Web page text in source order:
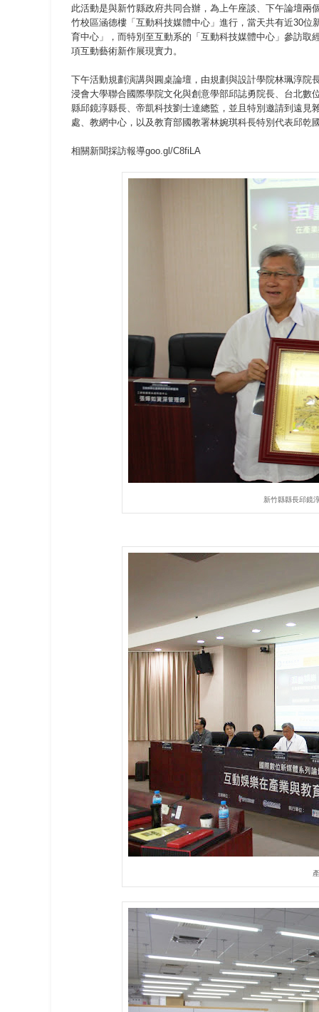
此活動是與新竹縣政府共同合辦，為上午座談、下午論壇
竹校區涵德樓「互動科技媒體中心」進行，當天共有近30
育中心」，而特別至互動系的「互動科技媒體中心」參訪
項互動藝術新作展現實力。
下午活動規劃演講與圓桌論壇，由規劃與設計學院林珮淳
浸會大學聯合國際學院文化與創意學部邱誌勇院長、台北
縣邱鏡淳縣長、帝凱科技劉士達總監，並且特別邀請到遠
處、教網中心，以及教育部國教署林婉琪科長特別代表邱乾
相關新聞採訪報導goo.gl/C8fiLA
新竹縣縣長邱鏡